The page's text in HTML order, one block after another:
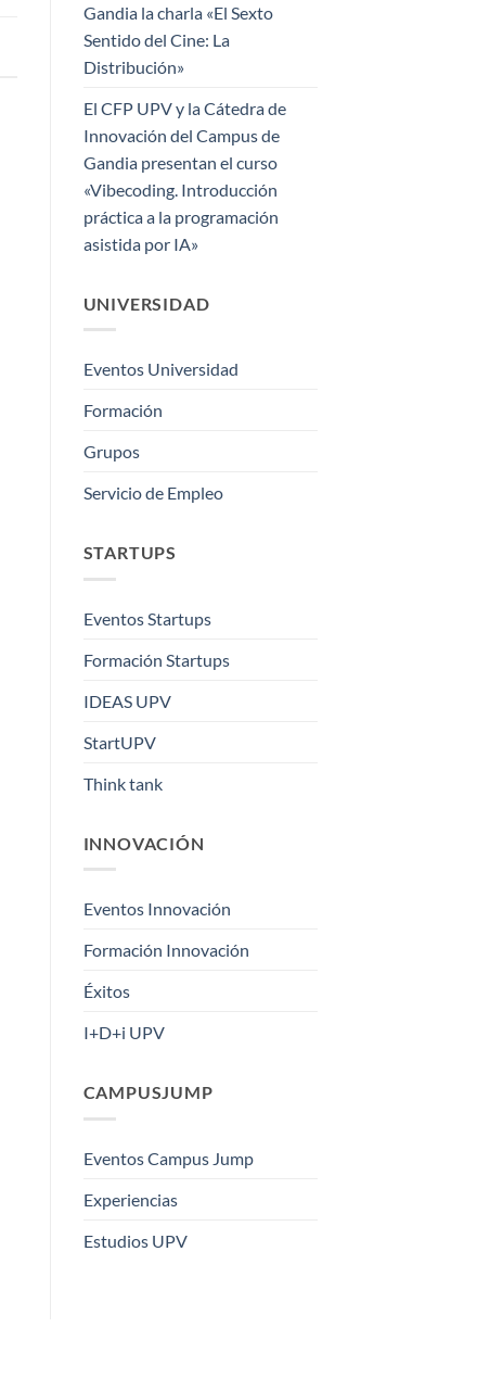
Gandia la charla «El Sexto
Sentido del Cine: La
Distribución»
El CFP UPV y la Cátedra de
Innovación del Campus de
Gandia presentan el curso
«Vibecoding. Introducción
práctica a la programación
asistida por IA»
UNIVERSIDAD
Eventos Universidad
Formación
Grupos
Servicio de Empleo
STARTUPS
Eventos Startups
Formación Startups
IDEAS UPV
StartUPV
Think tank
INNOVACIÓN
Eventos Innovación
Formación Innovación
Éxitos
I+D+i UPV
CAMPUSJUMP
Eventos Campus Jump
Experiencias
Estudios UPV